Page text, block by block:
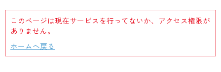
このページは現在サービスを行ってないか、アクセス権限が
ありません。
ホームへ戻る